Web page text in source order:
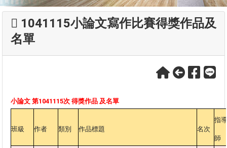
1041115小論文寫作比賽得獎作品及
名單
小論文 第1041115次 得獎作品 及名單
班級 作者 類別 作品標題 名次
指
師